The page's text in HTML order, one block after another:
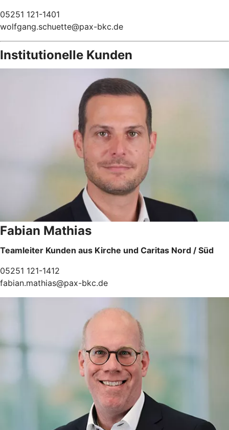
05251 121-1401
wolfgang.schuette@pax-bkc.de
Institutionelle Kunden
Fabian Mathias
Teamleiter Kunden aus Kirche und Caritas Nord / Süd
05251 121-1412
fabian.mathias@pax-bkc.de